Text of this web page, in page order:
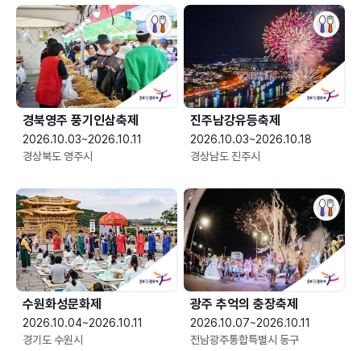
경북영주 풍기인삼축제
2026.10.03~2026.10.11
경상북도 영주시
진주남강유등축제
2026.10.03~2026.10.18
경상남도 진주시
수원화성문화제
2026.10.04~2026.10.11
경기도 수원시
광주 추억의 충장축제
2026.10.07~2026.10.11
전남광주통합특별시 동구